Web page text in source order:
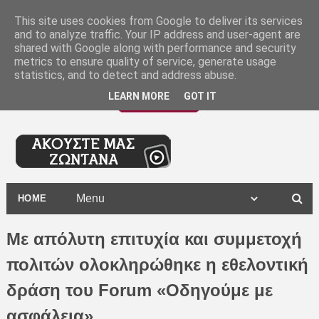
HOME
Με απόλυτη επιτυχία και συμμετοχή
πολιτών ολοκληρώθηκε η εθελοντική
δράση του Forum «Οδηγούμε με
This site uses cookies from Google to deliver its services
and to analyze traffic. Your IP address and user-agent are
shared with Google along with performance and security
metrics to ensure quality of service, generate usage
statistics, and to detect and address abuse.
LEARN MORE GOT IT